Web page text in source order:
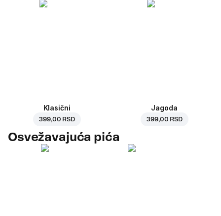
Klasični
399,00 RSD
Jagoda
399,00 RSD
Osvežavajuća pića